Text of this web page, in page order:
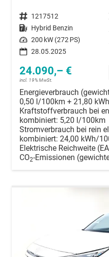
Fahrzeugnummer 1217512
Kraftstoff Hybrid Benzin
Leistung 200 kW (272 PS)
28.05.2025
24.090,– €
incl. 19% MwSt.
Energieverbrauch
0,50 l/100km + 21,80
Kraftstoffverbrauch bei
kombiniert: 5,20 l/100km
Stromverbrauch bei rein
kombiniert: 24,00 kWh/
Elektrische Reichweite
CO2-Emissionen